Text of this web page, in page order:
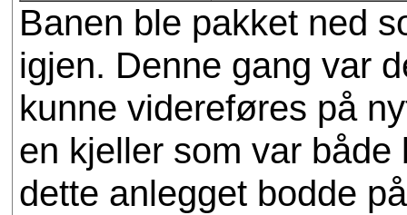
Banen ble pakket ned
igjen. Denne gang var
kunne videreføres på
en kjeller som var
dette anlegget bodde